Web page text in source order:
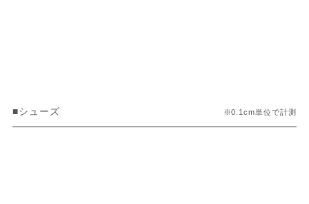
■シューズ ※0.1cm単位で計測